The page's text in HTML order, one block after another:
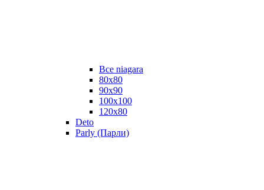
Все niagara
80x80
90x90
100x100
120x80
Deto
Parly (Парли)